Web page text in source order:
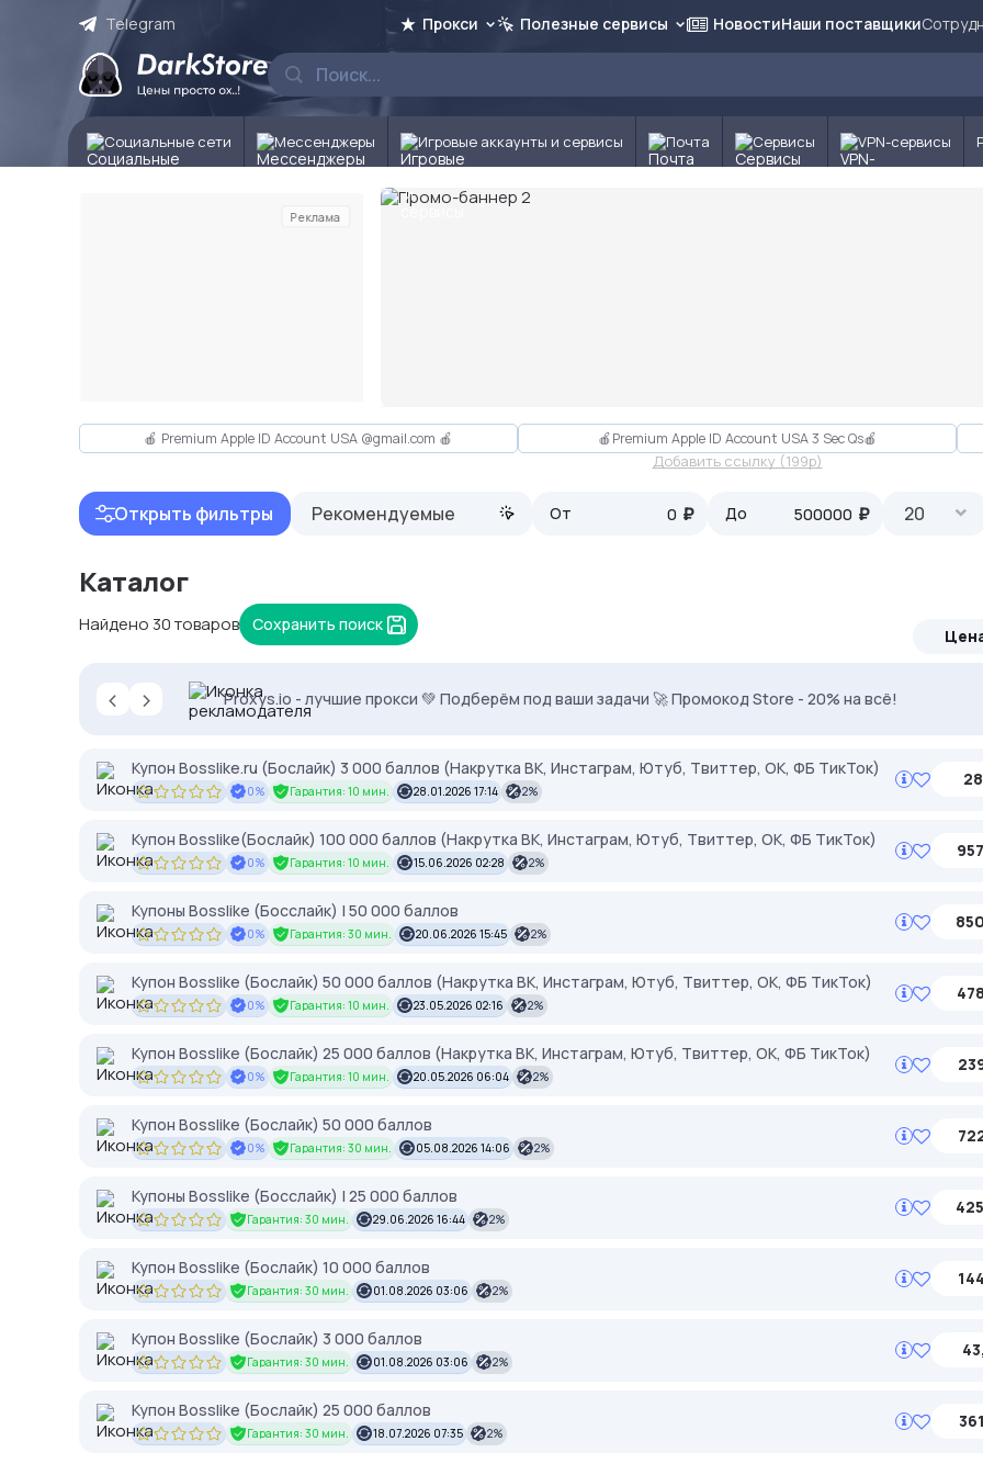
Telegram Прокси Полезные сервисы НовостиНаши поставщики
Социальные сети Мессенджеры Игровые аккаунты и сервисы Почта Сервисы VPN-сервисы
Реклама
🍎 Premium Apple ID Account USA @gmail.com 🍎 🍎Premium Apple ID Account USA 3 Sec Qs🍎
Добавить ссылку (199p)
Открыть фильтры Рекомендуемые От ₽ До ₽ 20
Каталог
Найдено 30 товаров Сохранить поиск
‹ › 2328.io — прием крипто платежей
NodeMaven: высокий IP Score и чистые IP без банов. Скидка 35% по STEALTH35
Proxys.io - лучшие прокси 💚 Подберём под ваши задачи 🚀 Промокод Store - 20% на всё!
Купон Bosslike.ru (Бослайк) 3 000 баллов (Накрутка ВК, Инстаграм, Ютуб, Твиттер, ОК, ФБ ТикТок)
0% Гарантия: 10 мин. 28.01.2026 17:14 2%
Купон Bosslike(Бослайк) 100 000 баллов (Накрутка ВК, Инстаграм, Ютуб, Твиттер, ОК, ФБ ТикТок)
0% Гарантия: 10 мин. 15.06.2026 02:28 2%
Купоны Bosslike (Босслайк) | 50 000 баллов
0% Гарантия: 30 мин. 20.06.2026 15:45 2%
Купон Bosslike (Бослайк) 50 000 баллов (Накрутка ВК, Инстаграм, Ютуб, Твиттер, ОК, ФБ ТикТок)
0% Гарантия: 10 мин. 23.05.2026 02:16 2%
Купон Bosslike (Бослайк) 25 000 баллов (Накрутка ВК, Инстаграм, Ютуб, Твиттер, ОК, ФБ ТикТок)
0% Гарантия: 10 мин. 20.05.2026 06:04 2%
Купон Bosslike (Бослайк) 50 000 баллов
0% Гарантия: 30 мин. 05.08.2026 14:06 2%
Купоны Bosslike (Босслайк) | 25 000 баллов
Гарантия: 30 мин. 29.06.2026 16:44 2%
Купон Bosslike (Бослайк) 10 000 баллов
Гарантия: 30 мин. 01.08.2026 03:06 2%
Купон Bosslike (Бослайк) 3 000 баллов
Гарантия: 30 мин. 01.08.2026 03:06 2%
Купон Bosslike (Бослайк) 25 000 баллов
Гарантия: 30 мин. 18.07.2026 07:35 2%